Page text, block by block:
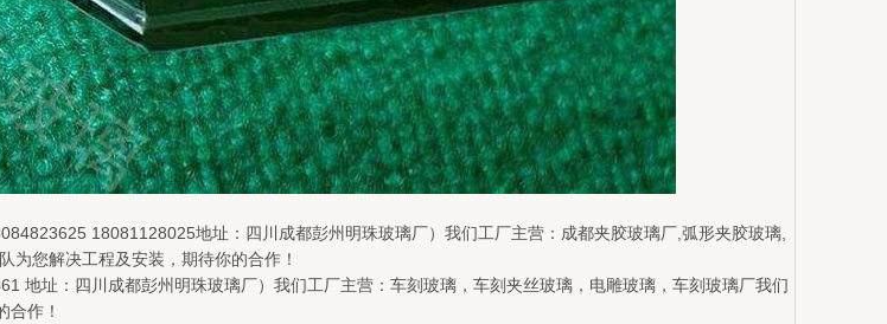
18081128025地址：四川成都彭州明珠玻璃厂）我们工厂主营：成都夹胶玻璃厂,弧形夹胶玻璃,
为您解决工程及安装，期待你的合作！
地址：四川成都彭州明珠玻璃厂）我们工厂主营：车刻玻璃，车刻夹丝玻璃，电雕玻璃，车刻玻璃厂我们
合作！